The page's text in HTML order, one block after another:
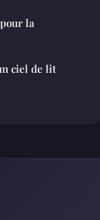
la
ciel de lit